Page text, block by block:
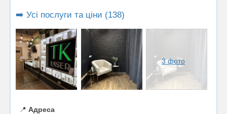
➡️ Усі послуги та ціни (138)
3 фото
📍 Адреса